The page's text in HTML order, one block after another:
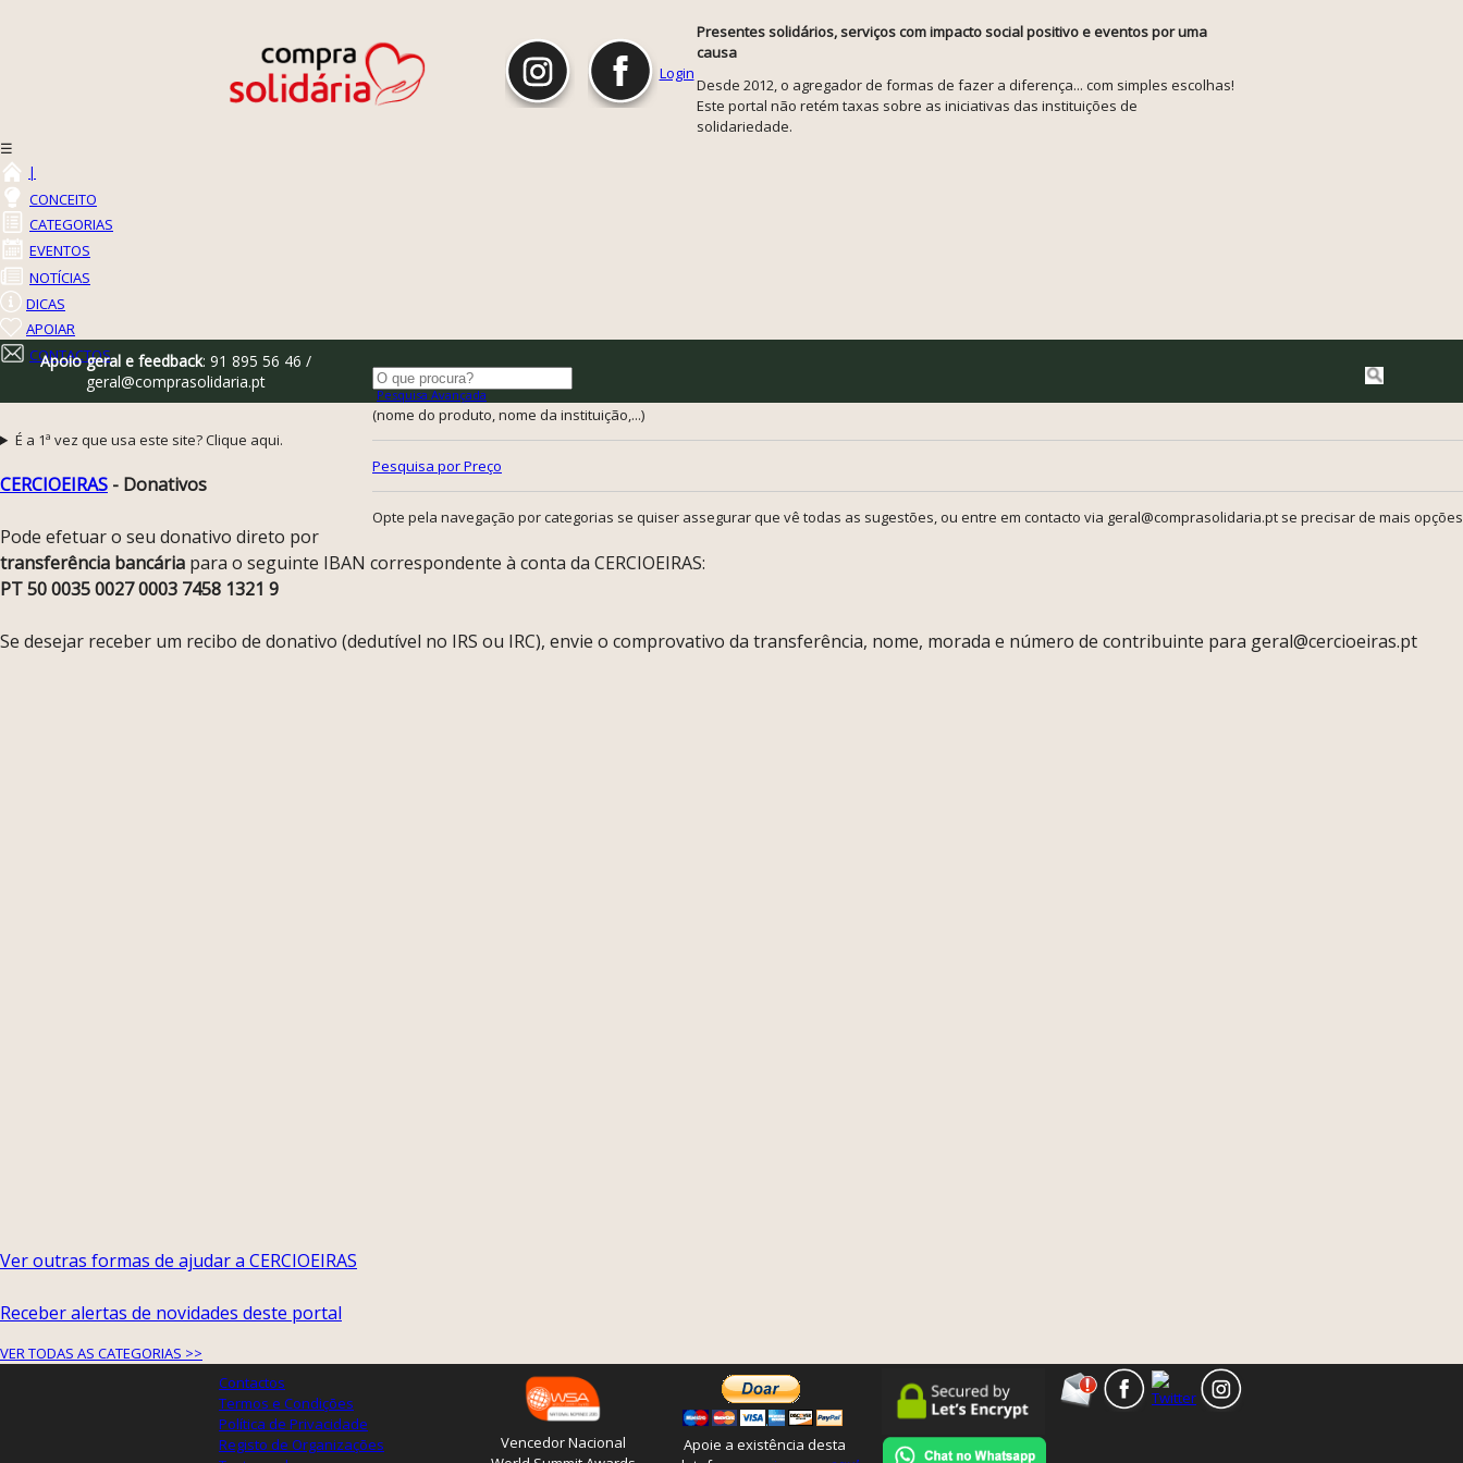
Login
Presentes solidários, serviços com impacto social positivo e eventos por uma
causa
Desde 2012, o agregador de formas de fazer a diferença... com simples escolhas!
Este portal não retém taxas sobre as iniciativas das instituições de
solidariedade.
☰
|
CONCEITO
CATEGORIAS
EVENTOS
NOTÍCIAS
DICAS
APOIAR
CONTACTOS
Pesquisa Avançada
(nome do produto, nome da instituição,...)
Pesquisa por Preço
Opte pela navegação por categorias se quiser assegurar que vê todas as sugestões, ou entre em contacto via geral@comprasolidaria.pt se precisar de mais opções
Apoio geral e feedback: 91 895 56 46 /
geral@comprasolidaria.pt
É a 1ª vez que usa este site? Clique aqui.
CERCIOEIRAS - Donativos
Pode efetuar o seu donativo direto por
transferência bancária para o seguinte IBAN correspondente à conta da CERCIOEIRAS:
PT 50 0035 0027 0003 7458 1321 9
Se desejar receber um recibo de donativo (dedutível no IRS ou IRC), envie o comprovativo da transferência, nome, morada e número de contribuinte para geral@cercioeiras.pt
Ver outras formas de ajudar a CERCIOEIRAS
Receber alertas de novidades deste portal
VER TODAS AS CATEGORIAS >>
Contactos
Termos e Condições
Política de Privacidade
Registo de Organizações
Vencedor Nacional
Apoie a existência desta